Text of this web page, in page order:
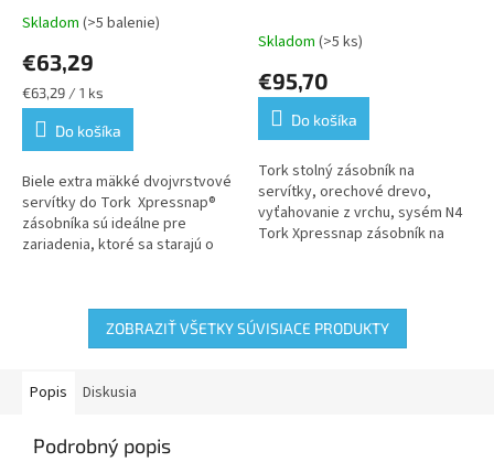
Xpressnap® zásobníka
Priemerné
produktu
je
5,0
5
hviezdičiek.
Skladom (>5 balenie)
€63,29
Jednotková
cena:
€63,29 / 1 ks
Do košíka
Biele extra mäkké dvojvrstvové
servítky do Tork Xpressnap®
zásobníka sú ideálne pre
zariadenia, ktoré sa starajú o
vrchu,systém N4
Skladom (>5 ks)
€95,70
Do košíka
Tork stolný zásobník na
servítky, orechové drevo,
vyťahovanie z vrchu, sysém N4
Tork Xpressnap zásobník na
ZOBRAZIŤ VŠETKY SÚVISIACE PRODUKTY
Popis Diskusia
Podrobný popis